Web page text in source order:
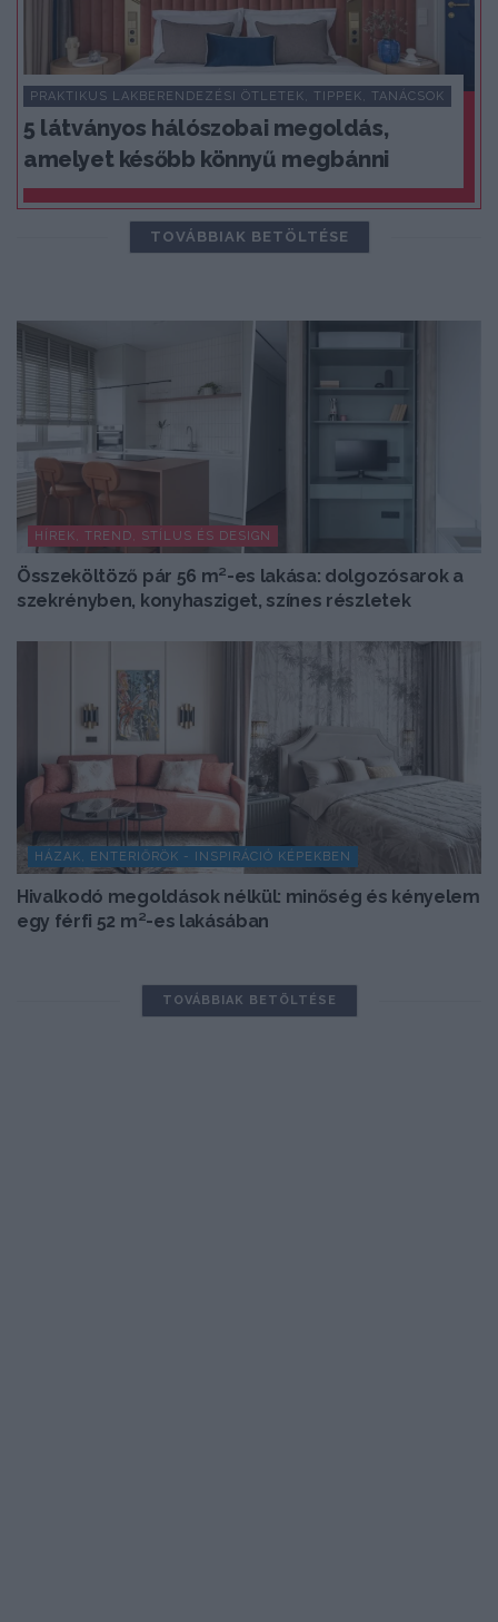
PRAKTIKUS LAKBERENDEZÉSI ÖTLETEK, TIPPEK, TANÁCSOK
5 látványos hálószobai megoldás,
amelyet később könnyű megbánni
TOVÁBBIAK BETÖLTÉSE
HÍREK, TREND, STÍLUS ÉS DESIGN
Összeköltöző pár 56 m²-es lakása: dolgozósarok a
szekrényben, konyhasziget, színes részletek
HÁZAK, ENTERIŐRÖK - INSPIRÁCIÓ KÉPEKBEN
Hivalkodó megoldások nélkül: minőség és kényelem
egy férfi 52 m²-es lakásában
TOVÁBBIAK BETÖLTÉSE